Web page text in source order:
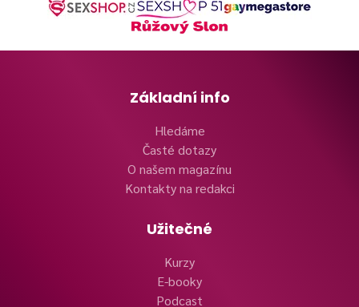
Základní info
Hledáme
Časté dotazy
O našem magazínu
Kontakty na redakci
Užitečné
Kurzy
E-booky
Podcast